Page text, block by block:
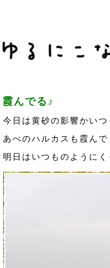
霞んでる♪
今日は黄砂の影響かい
あべのハルカスも霞んで
明日はいつものように